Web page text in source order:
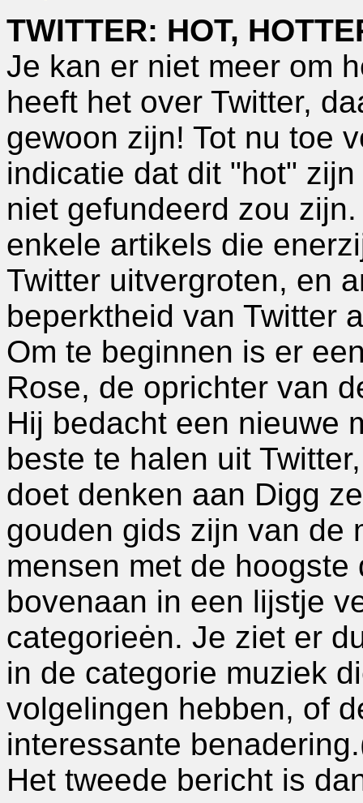
TWITTER: HOT,
Je kan er niet meer om
heeft het over Twitter,
gewoon zijn! Tot nu toe
indicatie dat dit "hot"
niet gefundeerd zou
enkele artikels die
Twitter uitvergroten, en
beperktheid van Twitter
Om te beginnen is er
Rose, de oprichter van
Hij bedacht een nieuwe
beste te halen uit
doet denken aan Digg
gouden gids zijn van de
mensen met de
bovenaan in een lijstje
categorieėn. Je ziet er
in de categorie muziek
volgelingen hebben, of
interessante
Het tweede bericht is